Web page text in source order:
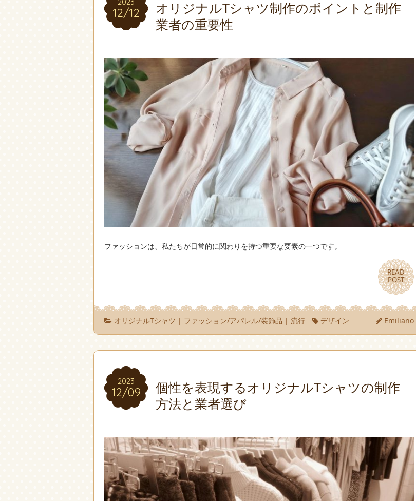
12/12
12/12
オリジナルTシャツ制作のポイントと制作
業者の重要性
ファッションは、私たちが日常的に関わりを持つ重要な要素の一つです。
READ
POST
READ
POST
オリジナルTシャツ | ファッション/アパレル/装飾品 |流行 デザイン Emiliano
2023
12/09
2023
12/09
個性を表現するオリジナルTシャツの制作
方法と業者選び